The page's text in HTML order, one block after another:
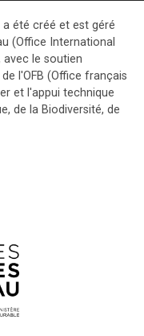
a été créé et est géré
(Office International
avec le soutien
l'OFB (Office français
et l'appui technique
de la Biodiversité, de